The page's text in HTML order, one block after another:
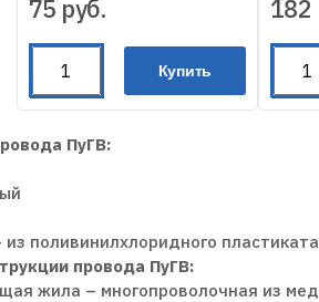
75 руб.
Купить
182
ПуГВ:
поливинилхлоридного пластиката
провода ПуГВ:
жила – многопроволочная из